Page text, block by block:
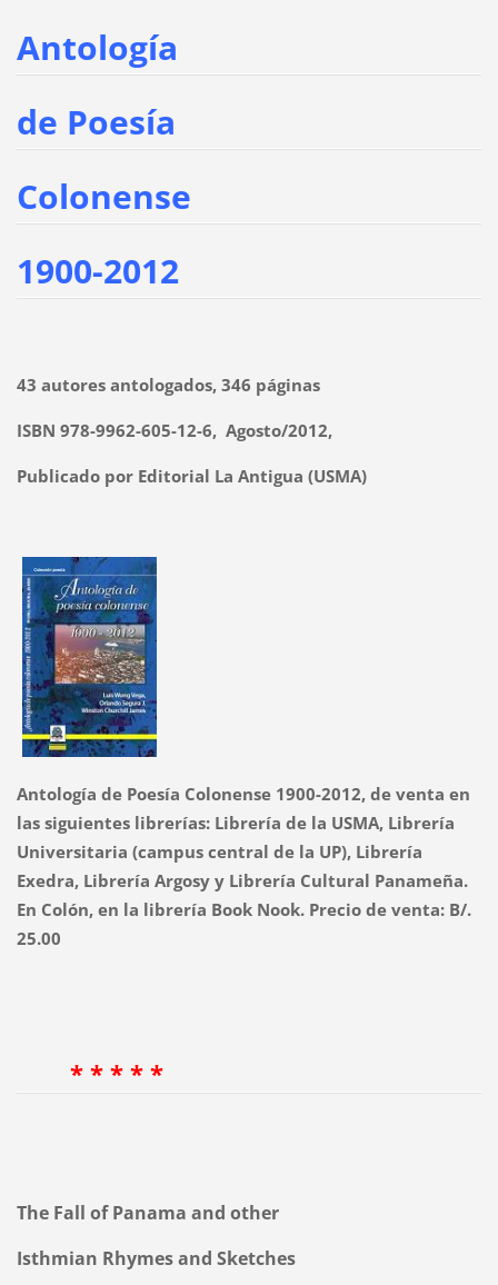
Antología
de Poesía
Colonense
1900-2012
43 autores antologados, 346 páginas
ISBN 978-9962-605-12-6, Agosto/2012,
Publicado por Editorial La Antigua (USMA)
Antología de Poesía Colonense 1900-2012, de venta en
las siguientes librerías: Librería de la USMA, Librería
Universitaria (campus central de la UP), Librería
Exedra, Librería Argosy y Librería Cultural Panameña.
En Colón, en la librería Book Nook. Precio de venta: B/.
25.00
* * * * *
The Fall of Panama and other
Isthmian Rhymes and Sketches